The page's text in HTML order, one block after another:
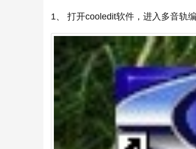
1、 打开cooledit软件，进入多音轨